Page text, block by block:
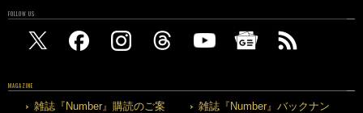
FOLLOW US
MAGAZINE
雑誌『Number』購読のご案
雑誌『Number』バックナン